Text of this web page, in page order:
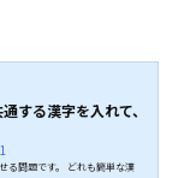
する漢字を入れて、
る問題です。 どれも簡単な漢